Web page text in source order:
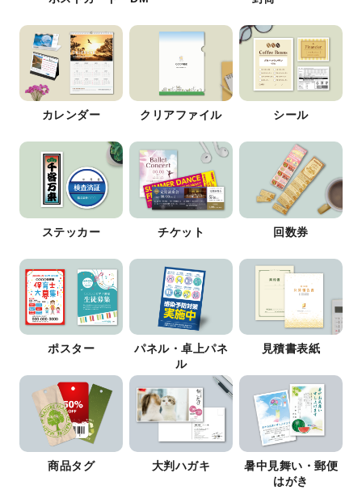
カレンダー クリアファイル シール
ステッカー チケット 回数券
ポスター
パネル・卓上パネ
ル
見積書表紙
商品タグ 大判ハガキ
暑中見舞い・郵便
はがき